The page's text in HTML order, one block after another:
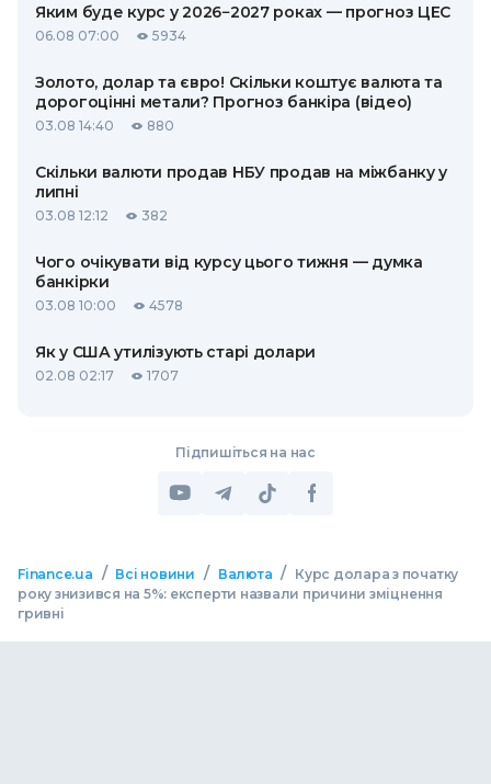
Яким буде курс у 2026−2027 роках — прогноз ЦЕС
06.08 07:00 5934
Золото, долар та євро! Скільки коштує валюта та
дорогоцінні метали? Прогноз банкіра (відео)
03.08 14:40 880
Скільки валюти продав НБУ продав на міжбанку у
липні
03.08 12:12 382
Чого очікувати від курсу цього тижня — думка
банкірки
03.08 10:00 4578
Як у США утилізують старі долари
02.08 02:17 1707
Підпишіться на нас
Finance.ua / Всі новини / Валюта / Курс долара з початку
року знизився на 5%: експерти назвали причини зміцнення
гривні